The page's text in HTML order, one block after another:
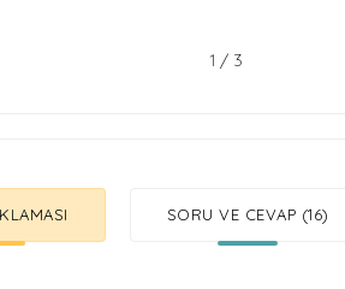
1 / 3
SORU VE CEVAP (16)